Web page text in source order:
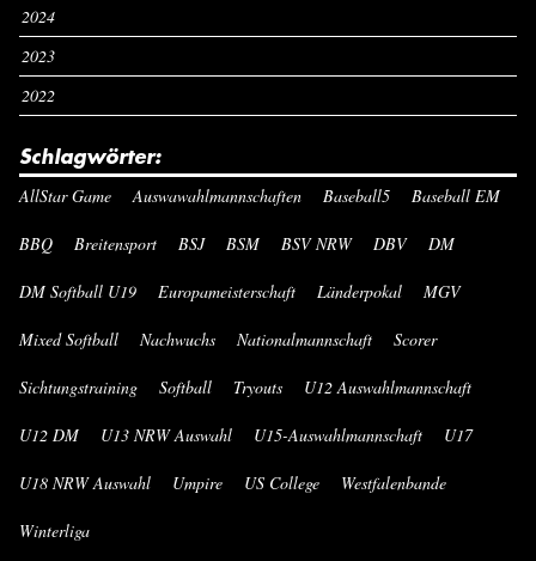
2024
2023
2022
Schlagwörter:
AllStar Game Auswawahlmannschaften Baseball5 Baseball EM
BBQ Breitensport BSJ BSM BSV NRW DBV DM
DM Softball U19 Europameisterschaft Länderpokal MGV
Mixed Softball Nachwuchs Nationalmannschaft Scorer
Sichtungstraining Softball Tryouts U12 Auswahlmannschaft
U12 DM U13 NRW Auswahl U15-Auswahlmannschaft U17
U18 NRW Auswahl Umpire US College Westfalenbande
Winterliga